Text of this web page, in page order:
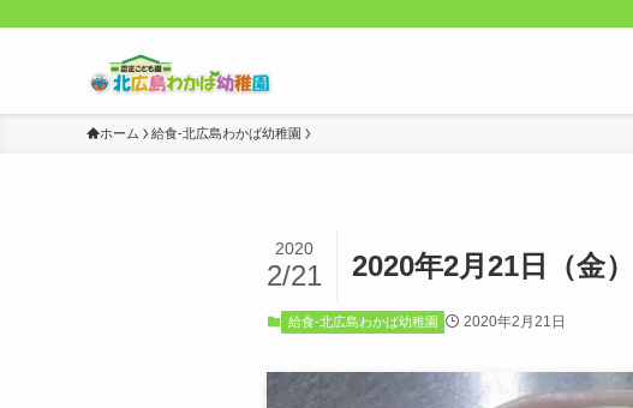
ホーム 給食-北広島わかば幼稚園
2020年2月21日（金）
2020
2/21
給食-北広島わかば幼稚園 2020年2月21日